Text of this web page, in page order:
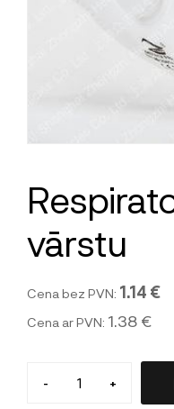
vārstu
Cena bez PVN: 1.14 €
Cena ar PVN: 1.38 €
- +